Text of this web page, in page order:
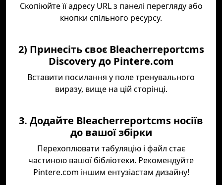
Скопіюйте її адресу URL з панелі перегляду або
кнопки спільного ресурсу.
2) Принесіть своє Bleacherreportcms
Discovery до Pintere.com
Вставити посилання у поле тренувального
виразу, вище на цій сторінці.
3. Додайте Bleacherreportcms носіїв
до вашої збірки
Перехоплювати табуляцію і файл стає
частиною вашої бібліотеки. Рекомендуйте
Pintere.com іншим ентузіастам дизайну!